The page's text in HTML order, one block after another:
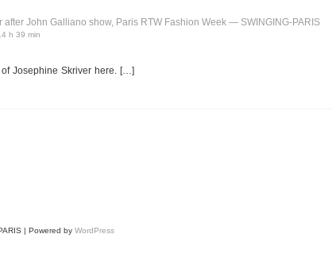
after John Galliano show, Paris RTW Fashion Week — SWINGING-PARIS
h 39 min
Josephine Skriver here. […]
| Powered by WordPress